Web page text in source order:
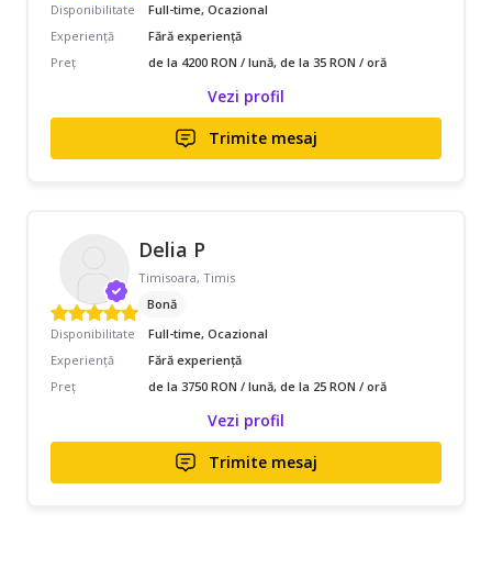
Disponibilitate
Full-time, Ocazional
Experiență
Fără experiență
Preț
de la 4200 RON / lună, de la 35 RON / oră
Vezi profil
Trimite mesaj
Delia P
Timisoara, Timis
Bonă
Disponibilitate
Full-time, Ocazional
Experiență
Fără experiență
Preț
de la 3750 RON / lună, de la 25 RON / oră
Vezi profil
Trimite mesaj